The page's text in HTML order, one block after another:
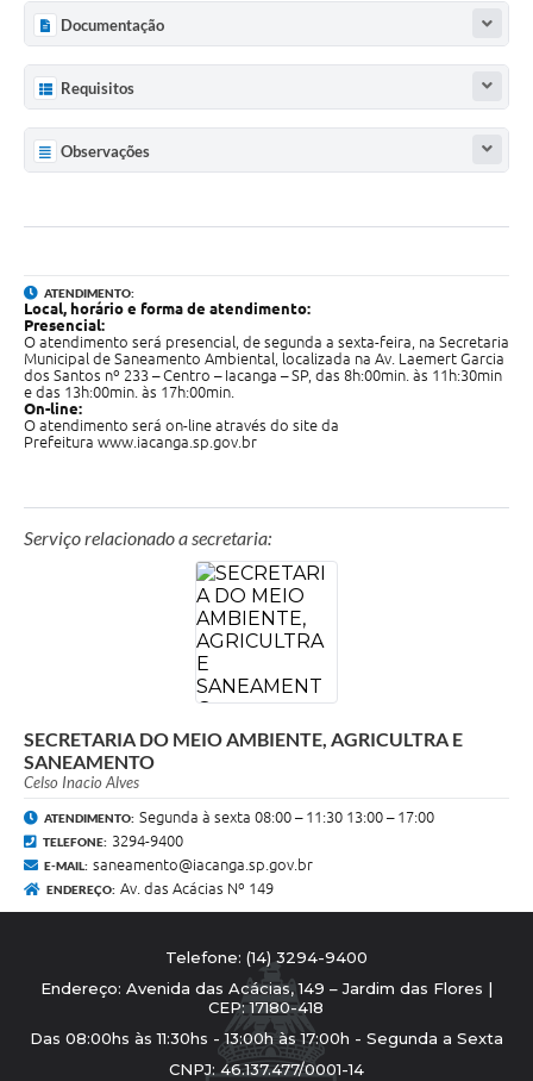
Documentação
Requisitos
Observações
ATENDIMENTO:
Local, horário e forma de atendimento:
Presencial:
O atendimento será presencial, de segunda a sexta-feira, na Secretaria
Municipal de Saneamento Ambiental, localizada na Av. Laemert Garcia
dos Santos nº 233 – Centro – Iacanga – SP, das 8h:00min. às 11h:30min
e das 13h:00min. às 17h:00min.
On-line:
O atendimento será on-line através do site da
Prefeitura www.iacanga.sp.gov.br
Serviço relacionado a secretaria:
SECRETARIA DO MEIO AMBIENTE, AGRICULTRA E
SANEAMENTO
Celso Inacio Alves
ATENDIMENTO: Segunda à sexta 08:00 – 11:30 13:00 – 17:00
TELEFONE: 3294-9400
E-MAIL: saneamento@iacanga.sp.gov.br
ENDEREÇO: Av. das Acácias Nº 149
Telefone: (14) 3294-9400
Endereço: Avenida das Acácias, 149 – Jardim das Flores |
CEP: 17180-418
Das 08:00hs às 11:30hs - 13:00h às 17:00h - Segunda a Sexta
CNPJ: 46.137.477/0001-14